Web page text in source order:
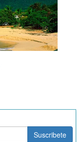
Suscribete